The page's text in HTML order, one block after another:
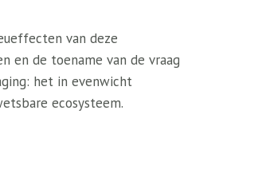
van deze
en de toename van de vraag
het in evenwicht
ecosysteem.